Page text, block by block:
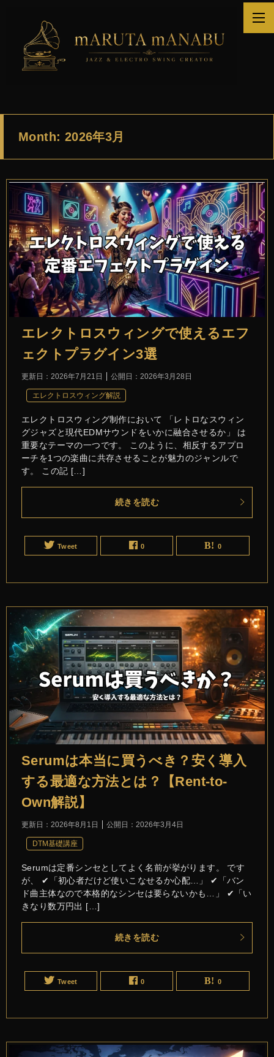
Month: 2026年3月
エレクトロスウィングで使えるエフ
ェクトプラグイン3選
更新日： 2026年7月21日 公開日： 2026年3月28日
エレクトロスウィング解説
エレクトロスウィング制作において 「レトロなスウィン
グジャズと現代EDMサウンドをいかに融合させるか」 は
重要なテーマの一つです。 このように、相反するアプロ
ーチを1つの楽曲に共存させることが魅力のジャンルで
す。 この記 […]
続きを読む
Tweet 0 0
Serumは本当に買うべき？安く導入
する最適な方法とは？【Rent-to-
Own解説】
更新日： 2026年8月1日 公開日： 2026年3月4日
DTM基礎講座
Serumは定番シンセとしてよく名前が挙がります。 です
が、 ✔「初心者だけど使いこなせるか心配…」 ✔「バン
ド曲主体なので本格的なシンセは要らないかも…」 ✔「い
きなり数万円出 […]
続きを読む
Tweet 0 0